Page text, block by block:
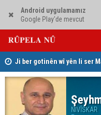
Android uygulamamız
Google Play'de mevcut
Ji ber gotinên wî yên li ser
Kerkûkê kir
NIVÎSKAR